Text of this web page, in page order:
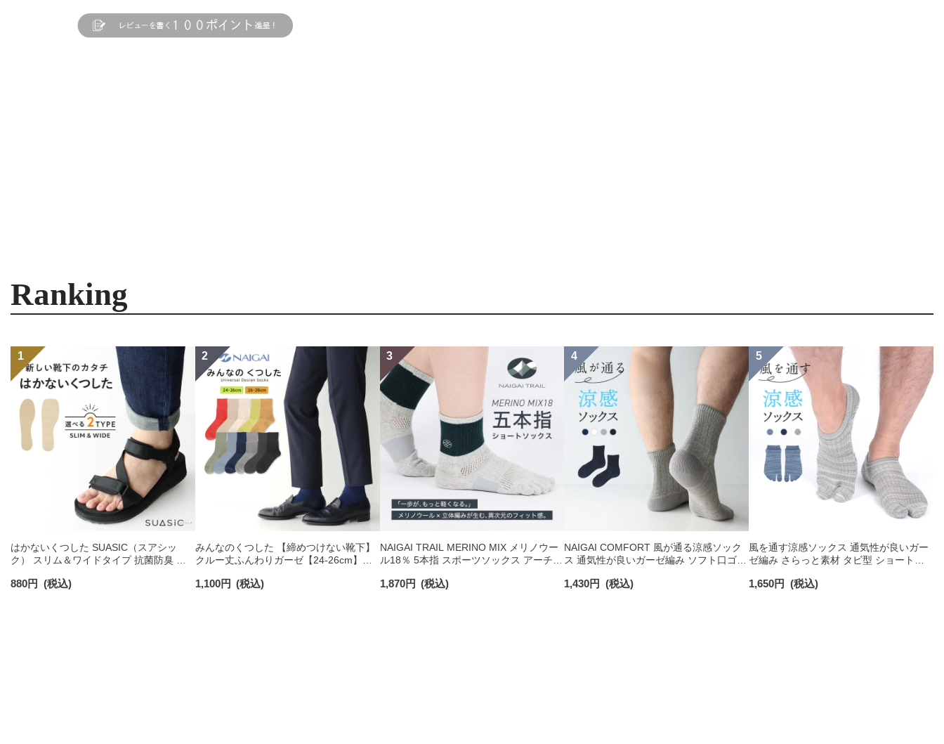
Ranking
はかないくつした SUASIC（スアシッ
ク） スリム＆ワイドタイプ 抗菌防臭 ソ
日発送】 96405001
880円 (税込)
みんなのくつした 【締めつけない靴下】
クルー丈ふんわりガーゼ【24-26cm】
コットン 02422415
1,100円 (税込)
NAIGAI TRAIL MERINO MIX メリノウー
ル18％ 5本指 スポーツソックス アーチフ
付 ショート丈 メンズ レディース 【365
1,870円 (税込)
NAIGAI COMFORT 風が通る涼感ソック
ス 通気性が良いガーゼ編み ソフト口ゴム
1,430円 (税込)
風を通す涼感ソックス 通気性が良いガー
ゼ編み さらっと素材 タビ型 ショート丈
02302631
1,650円 (税込)